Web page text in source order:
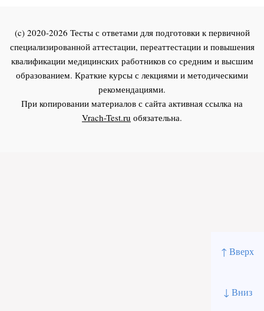
↑ Вверх
↓ Вниз
(c) 2020-2026 Тесты с ответами для подготовки к первичной
специализированной аттестации, переаттестации и повышения
квалификации медицинских работников со средним и высшим
образованием. Краткие курсы с лекциями и методическими
рекомендациями.
При копировании материалов с сайта активная ссылка на
Vrach-Test.ru обязательна.